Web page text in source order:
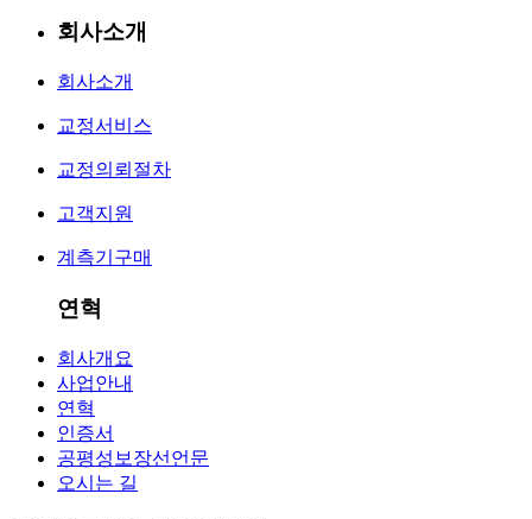
회사소개
회사소개
교정서비스
교정의뢰절차
고객지원
계측기구매
연혁
회사개요
사업안내
연혁
인증서
공평성보장선언문
오시는 길